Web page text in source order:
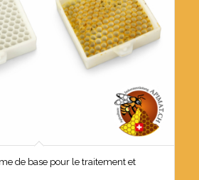
de base pour le traitement et